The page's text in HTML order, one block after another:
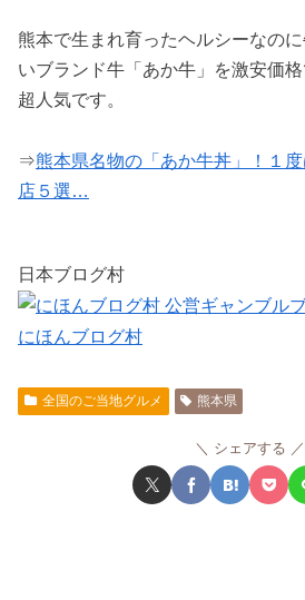
熊本で生まれ育ったヘルシーなの
いブランド牛「あか牛」を激安価
超人気です。
⇒熊本県名物の「あか牛丼」！１
店５選…
日本ブログ村
にほんブログ村
全国のご当地グルメ 熊本県
シェアする